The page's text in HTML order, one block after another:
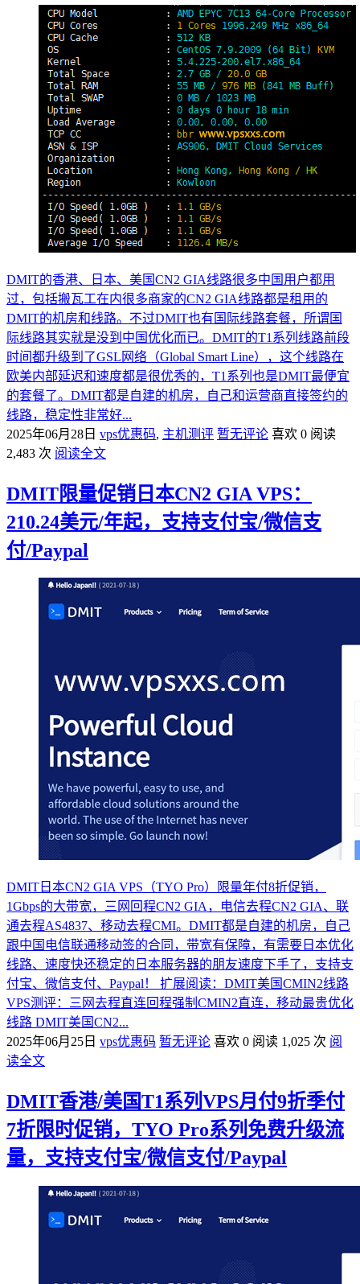
DMIT的香港、日本、美国CN2 GIA线路很多中国用户都用
过，包括搬瓦工在内很多商家的CN2 GIA线路都是租用的
DMIT的机房和线路。不过DMIT也有国际线路套餐，所谓国
际线路其实就是没到中国优化而已。DMIT的T1系列线路前段
时间都升级到了GSL网络（Global Smart Line），这个线路在
欧美内部延迟和速度都是很优秀的，T1系列也是DMIT最便宜
的套餐了。DMIT都是自建的机房，自己和运营商直接签约的
线路，稳定性非常好...
2025年06月28日 vps优惠码, 主机测评 暂无评论 喜欢 0 阅读
2,483 次 阅读全文
DMIT限量促销日本CN2 GIA VPS：
210.24美元/年起，支持支付宝/微信支
付/Paypal
DMIT日本CN2 GIA VPS（TYO Pro）限量年付8折促销，
1Gbps的大带宽，三网回程CN2 GIA，电信去程CN2 GIA、联
通去程AS4837、移动去程CMI。DMIT都是自建的机房，自己
跟中国电信联通移动签的合同，带宽有保障，有需要日本优化
线路、速度快还稳定的日本服务器的朋友速度下手了，支持支
付宝、微信支付、Paypal！ 扩展阅读：DMIT美国CMIN2线路
VPS测评：三网去程直连回程强制CMIN2直连，移动最贵优化
线路 DMIT美国CN2...
2025年06月25日 vps优惠码 暂无评论 喜欢 0 阅读 1,025 次 阅
读全文
DMIT香港/美国T1系列VPS月付9折季付
7折限时促销，TYO Pro系列免费升级流
量，支持支付宝/微信支付/Paypal